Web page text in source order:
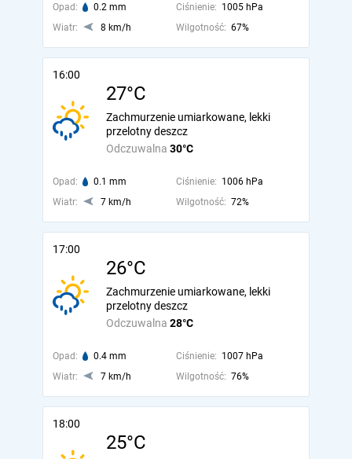
Opad: 0.2 mm Ciśnienie: 1005 hPa
Wiatr:
8 km/h Wilgotność: 67%
16:00
27°C
Odczuwalna 30°C
Zachmurzenie umiarkowane, lekki
przelotny deszcz
Opad: 0.1 mm Ciśnienie: 1006 hPa
Wiatr:
7 km/h Wilgotność: 72%
17:00
26°C
Odczuwalna 28°C
Zachmurzenie umiarkowane, lekki
przelotny deszcz
Opad: 0.4 mm Ciśnienie: 1007 hPa
Wiatr:
7 km/h Wilgotność: 76%
18:00
25°C